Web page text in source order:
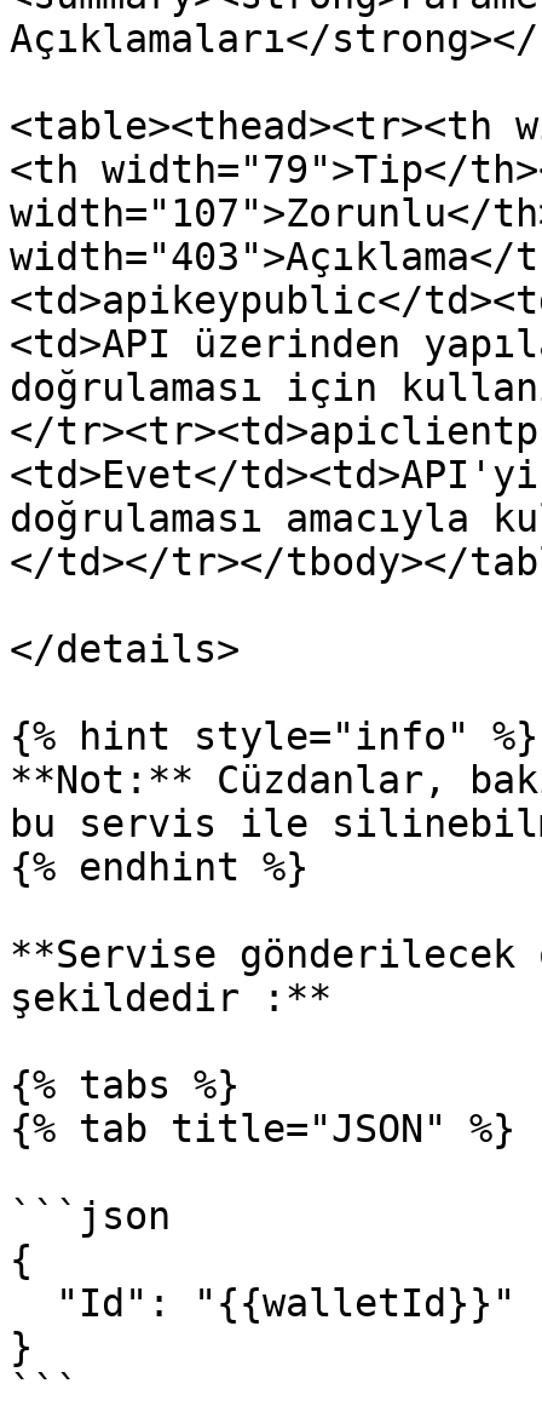
Açıklamaları</strong></
<table><thead><tr><th
<th width="79">Tip</
width="107">Zorunlu</
<td>apikeypublic</
<td>API üzerinden
doğrulaması için
</
<td>Evet</
doğrulaması amacıyla
</td></tr></tbody></
</details>
{% hint style="info" %}
**Not:** Cüzdanlar,
bu servis ile
{% endhint %}
**Servise gönderilecek
şekildedir :**
{% tabs %}
{% tab title="JSON" %}
```json
{
}
```